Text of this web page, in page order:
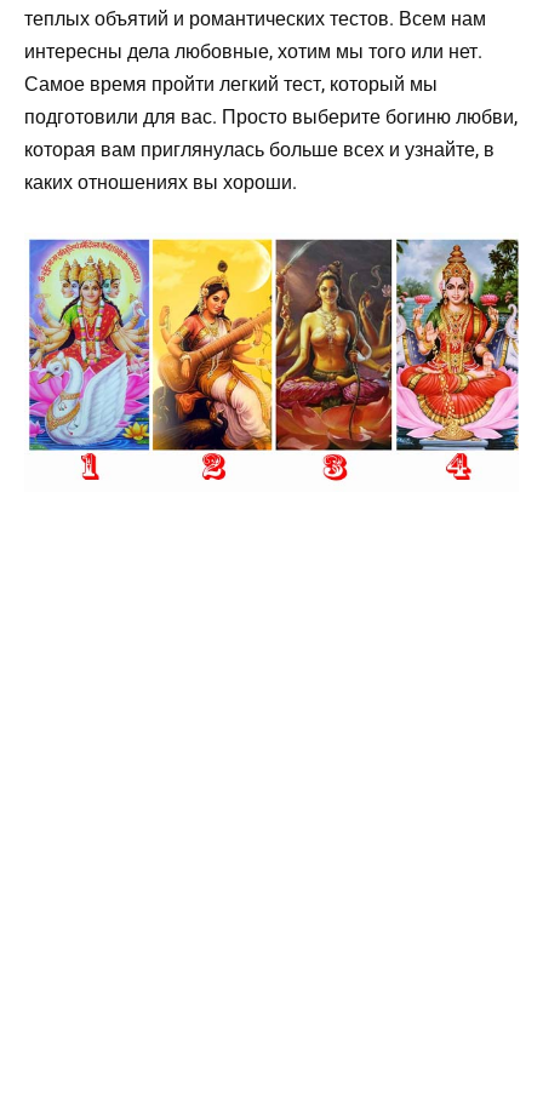
теплых объятий и романтических тестов. Всем нам
интересны дела любовные, хотим мы того или нет.
Самое время пройти легкий тест, который мы
подготовили для вас. Просто выберите богиню любви,
которая вам приглянулась больше всех и узнайте, в
каких отношениях вы хороши.